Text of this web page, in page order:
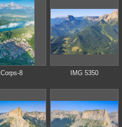
Corps-8 IMG 5350